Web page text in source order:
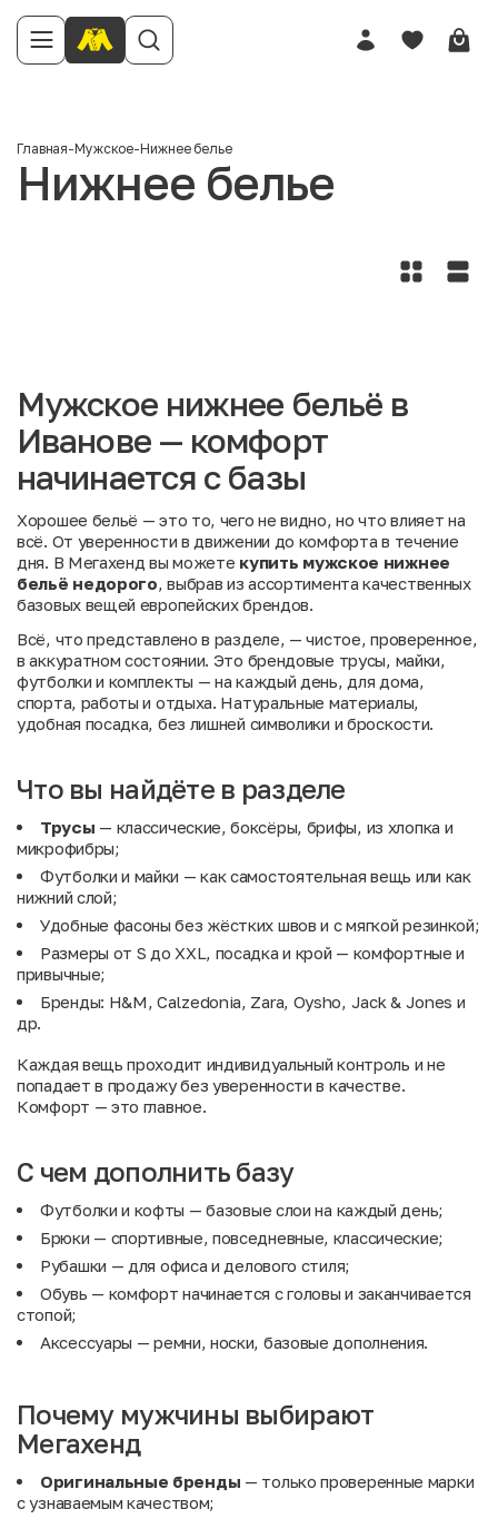
Главная-Мужское-Нижнее белье
Нижнее белье
Мужское нижнее бельё в
Иванове — комфорт
начинается с базы
Хорошее бельё — это то, чего не видно, но что влияет на
всё. От уверенности в движении до комфорта в течение
дня. В Мегахенд вы можете купить мужское нижнее
бельё недорого, выбрав из ассортимента качественных
базовых вещей европейских брендов.
Всё, что представлено в разделе, — чистое, проверенное,
в аккуратном состоянии. Это брендовые трусы, майки,
футболки и комплекты — на каждый день, для дома,
спорта, работы и отдыха. Натуральные материалы,
удобная посадка, без лишней символики и броскости.
Что вы найдёте в разделе
Трусы — классические, боксёры, брифы, из хлопка и
микрофибры;
Футболки и майки — как самостоятельная вещь или как
нижний слой;
Удобные фасоны без жёстких швов и с мягкой резинкой;
Размеры от S до XXL, посадка и крой — комфортные и
привычные;
Бренды: H&M, Calzedonia, Zara, Oysho, Jack & Jones и
др.
Каждая вещь проходит индивидуальный контроль и не
попадает в продажу без уверенности в качестве.
Комфорт — это главное.
С чем дополнить базу
Футболки и кофты — базовые слои на каждый день;
Брюки — спортивные, повседневные, классические;
Рубашки — для офиса и делового стиля;
Обувь — комфорт начинается с головы и заканчивается
стопой;
Аксессуары — ремни, носки, базовые дополнения.
Почему мужчины выбирают
Мегахенд
Оригинальные бренды — только проверенные марки
с узнаваемым качеством;